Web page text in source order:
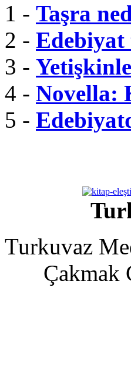
1 - Taşra
2 -
3 -
4 - Novella:
5 -
Turkuvaz
Çakmak